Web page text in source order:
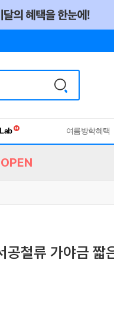
검사
여름방학혜택
OPEN
철류 가야금 짧